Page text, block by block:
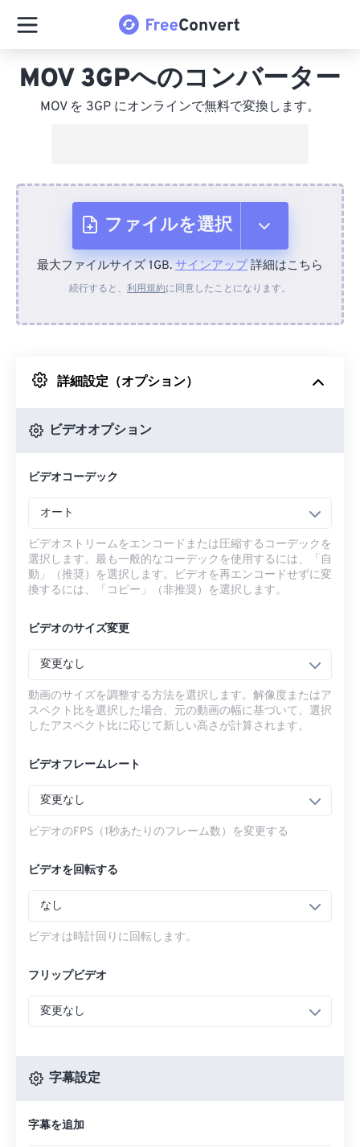
MOV 3GPへのコンバーター
MOV を 3GP にオンラインで無料で変換します。
ファイルを選択
デバイスから
Googleドライブから
最大ファイルサイズ 1GB. サインアップ詳細はこちら
続行すると、 利用規約に同意したことになります。
詳細設定（オプション）
ビデオオプション
ビデオコーデック
オート
ビデオストリームをエンコードまたは圧縮するコーデックを
選択します。最も一般的なコーデックを使用するには、「自
動」（推奨）を選択します。ビデオを再エンコードせずに変
換するには、「コピー」（非推奨）を選択します。
ビデオのサイズ変更
変更なし
動画のサイズを調整する方法を選択します。解像度またはア
スペクト比を選択した場合、元の動画の幅に基づいて、選択
したアスペクト比に応じて新しい高さが計算されます。
ビデオフレームレート
変更なし
ビデオのFPS（1秒あたりのフレーム数）を変更する
ビデオを回転する
なし
ビデオは時計回りに回転します。
フリップビデオ
変更なし
字幕設定
字幕を追加